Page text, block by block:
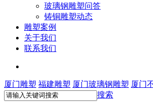
玻璃钢雕塑问答
铸铜雕塑动态
雕塑案例
关于我们
联系我们
厦门雕塑 福建雕塑 厦门玻璃钢雕塑 厦门
搜索